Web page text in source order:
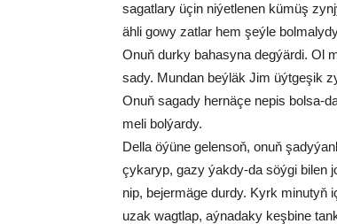
sa­gat­la­ry üçin ni­ýet­le­nen kü­müş
äh­li go­wy zat­lar hem şeý­le
Onuň dur­ky ba­ha­sy­na deg­ýär­di. Ol
sa­dy. Mun­dan beý­läk Jim üýt­ge­şik
Onuň sa­ga­dy her­nä­çe ne­pis bol­sa-
me­li bol­ýar­dy.
Del­la öýü­ne ge­len­soň, onuň
çy­ka­ryp, ga­zy ýak­dy-da söý­gi bi­len
nip, be­jer­mä­ge dur­dy. Kyrk mi­nu­tyň
uzak wagt­lap, aý­na­da­ky keş­bi­ne